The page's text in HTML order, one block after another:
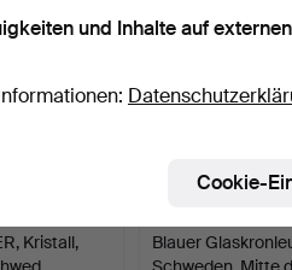
Kristall,
Blauer
und Inhalte auf
Cookie-